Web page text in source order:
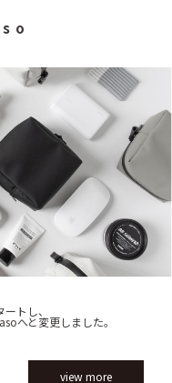
トし、
へと変更しました。
view more